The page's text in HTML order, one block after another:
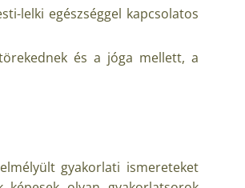
lelki egészséggel kapcsolatos
és a jóga mellett, a
gyakorlati ismereteket